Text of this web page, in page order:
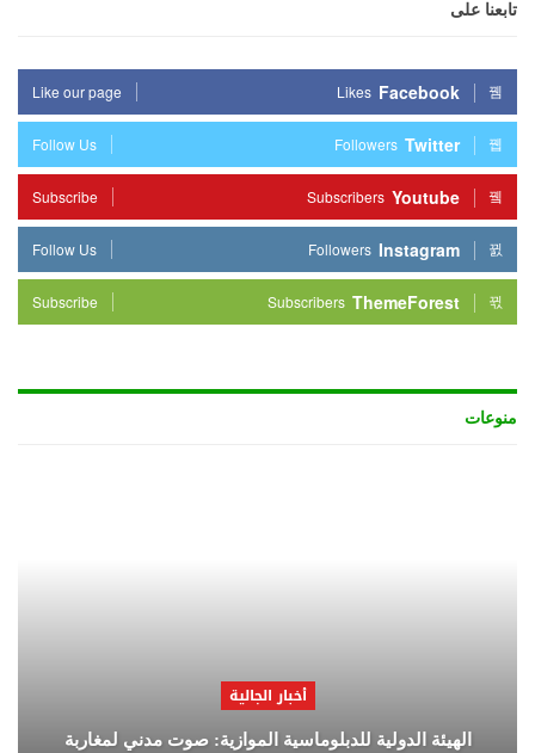
تابعنا على
Facebook
Likes
Like our page
Twitter
Followers
Follow Us
Youtube
Subscribers
Subscribe
Instagram
Followers
Follow Us
ThemeForest
Subscribers
Subscribe
منوعات
أخبار الجالية
الهيئة الدولية للدبلوماسية الموازية: صوت مدني لمغاربة